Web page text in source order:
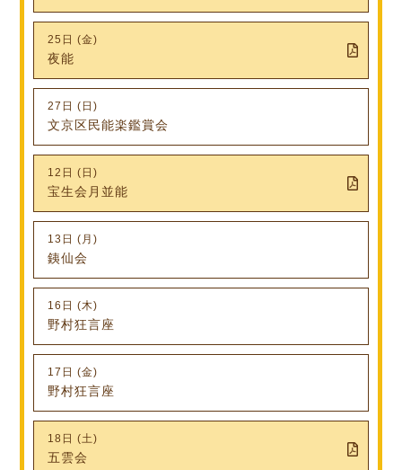
25日 (金)
夜能
27日 (日)
文京区民能楽鑑賞会
12日 (日)
宝生会月並能
13日 (月)
銕仙会
16日 (木)
野村狂言座
17日 (金)
野村狂言座
18日 (土)
五雲会